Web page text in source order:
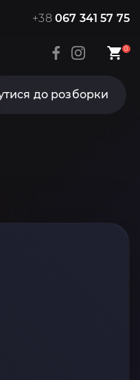
+38 067 341 57 75
0
до розборки